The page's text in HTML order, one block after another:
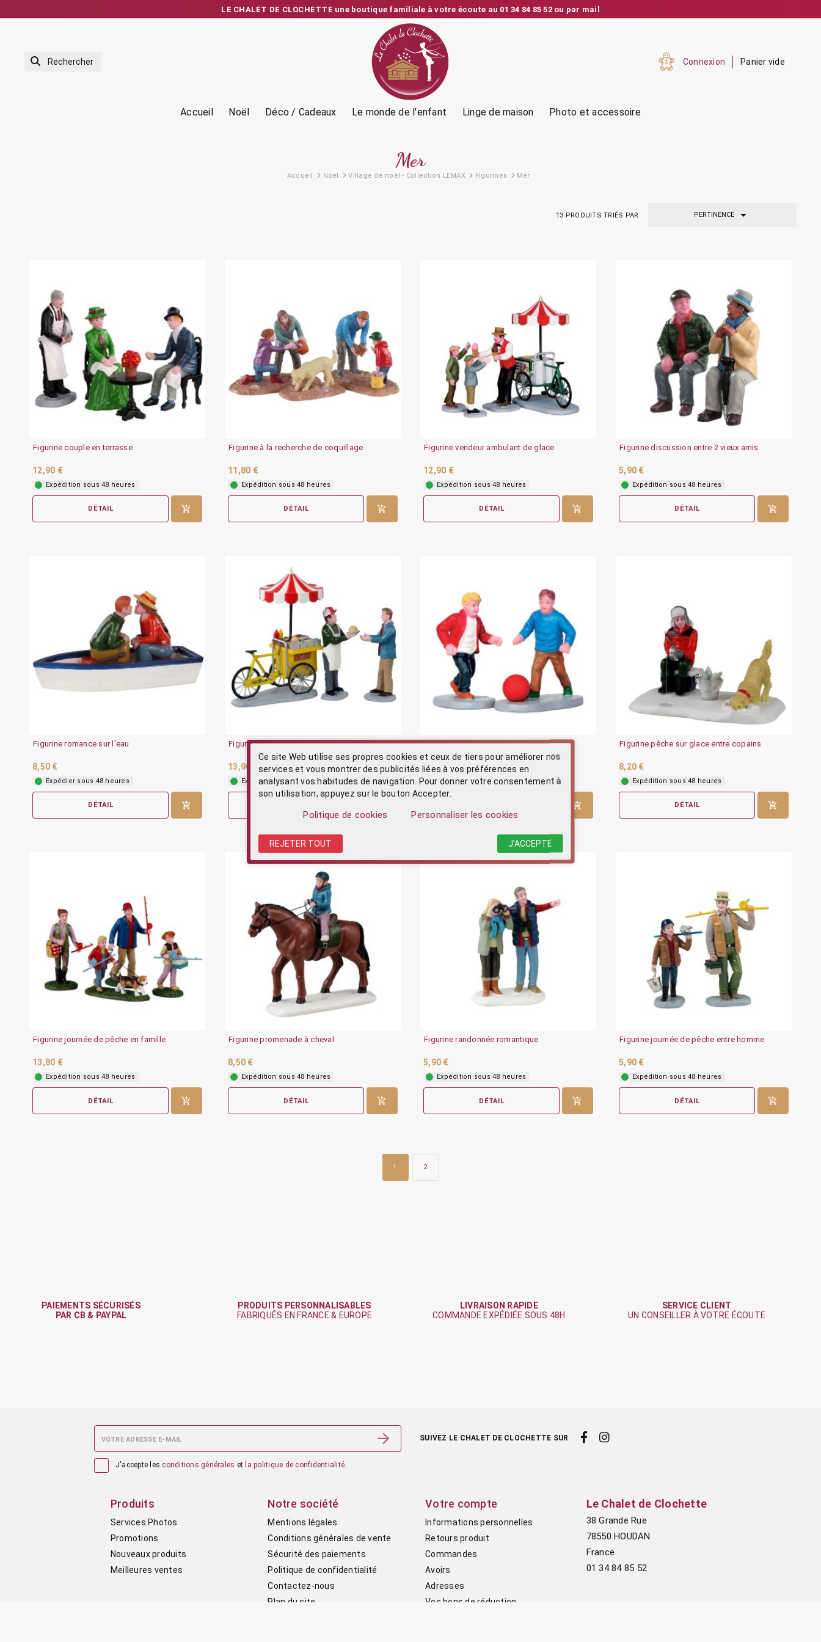
LE CHALET DE CLOCHETTE une boutique familiale à votre écoute au 01 34 84 85 52 ou par mail
Expédition rapide depuis la France – Vérification et emballage soignés – SAV personnalisé et réactif
Connexion Panier vide
Accueil Noël Déco / Cadeaux Le monde de l'enfant Linge de maison Photo et accessoire
Mer
Accueil Noël Village de noël - Collection LEMAX Figurines Mer
13 PRODUITS TRIÉS PAR PERTINENCE 
Figurine couple en terrasse
12,90 €
Expédition sous 48 heures
DÉTAIL
Figurine à la recherche de coquillage
11,80 €
Expédition sous 48 heures
DÉTAIL
Figurine vendeur ambulant de glace
12,90 €
Expédition sous 48 heures
DÉTAIL
Figurine discussion entre 2 vieux amis
5,90 €
Expédition sous 48 heures
DÉTAIL
Figurine romance sur l'eau
8,50 €
Expédier sous 48 heures
DÉTAIL
Figurine vendeur ambulant de tacos
13,90 €
Expédier sous 48 heures
Figurine jeux de balle
5,60 €
Expédier sous 48 heures
Figurine pêche sur glace entre copains
8,20 €
Expédition sous 48 heures
DÉTAIL
Figurine journée de pêche en famille
13,80 €
Expédition sous 48 heures
DÉTAIL
Figurine promenade à cheval
8,50 €
Expédition sous 48 heures
DÉTAIL
Figurine randonnée romantique
5,90 €
Expédition sous 48 heures
DÉTAIL
Figurine journée de pêche entre homme
5,90 €
Expédition sous 48 heures
DÉTAIL
1 2
PAIEMENTS SÉCURISÉS
PAR CB & PAYPAL
PRODUITS PERSONNALISABLES
FABRIQUÉS EN FRANCE & EUROPE
LIVRAISON RAPIDE
COMMANDE EXPÉDIÉE SOUS 48H
SERVICE CLIENT
UN CONSEILLER À VOTRE ÉCOUTE
J'accepte les conditions générales et la politique de confidentialité.
SUIVEZ LE CHALET DE CLOCHETTE SUR
Produits
Services Photos
Promotions
Nouveaux produits
Meilleures ventes
Notre société
Mentions légales
Conditions générales de vente
Sécurité des paiements
Politique de confidentialité
Contactez-nous
Plan du site
Votre compte
Informations personnelles
Retours produit
Commandes
Avoirs
Adresses
Vos bons de réduction
Le Chalet de Clochette
38 Grande Rue
78550 HOUDAN
France
01 34 84 85 52
Ce site Web utilise ses propres cookies et ceux de tiers pour améliorer nos
services et vous montrer des publicités liées à vos préférences en
analysant vos habitudes de navigation. Pour donner votre consentement à
son utilisation, appuyez sur le bouton Accepter.
Politique de cookies Personnaliser les cookies
REJETER TOUT J'ACCEPTE